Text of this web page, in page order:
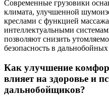
Современные грузовики
климата, улучшенной
креслами с функцией
интеллектуальными
позволяют снизить
безопасность в
Как улучшение
влияет на здоровье и
дальнобойщиков?